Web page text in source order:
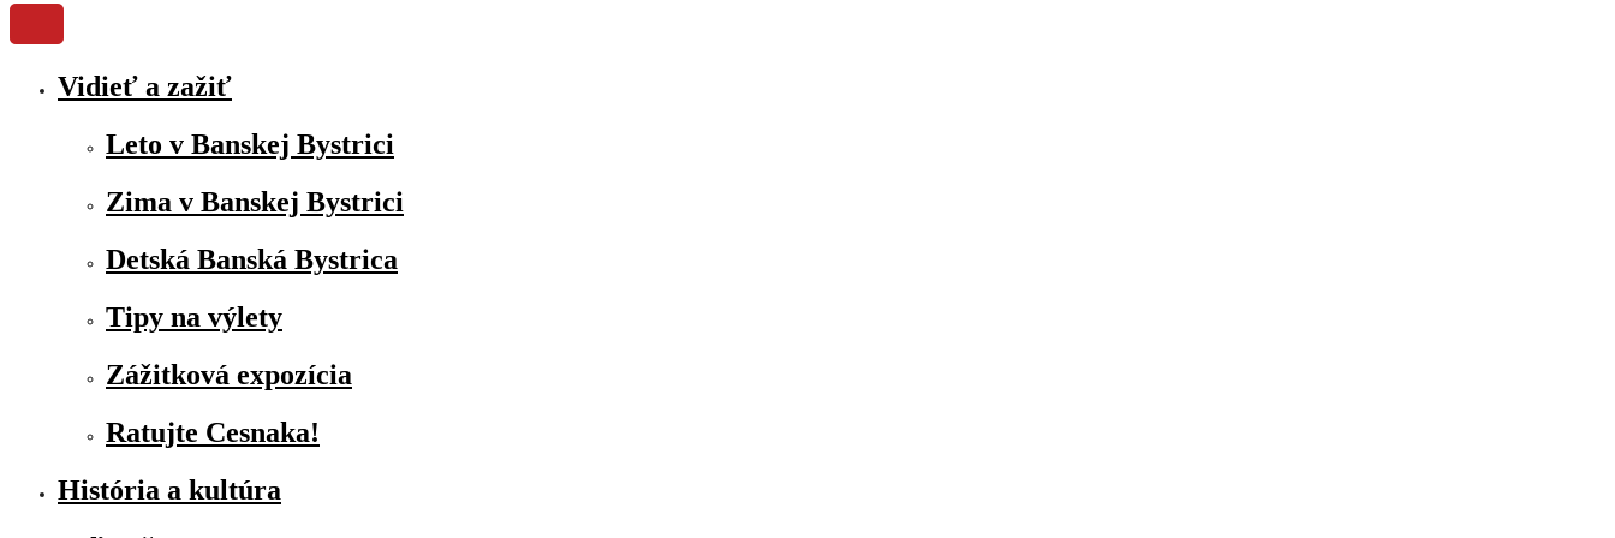
Vidieť a zažiť
Leto v Banskej Bystrici
Zima v Banskej Bystrici
Detská Banská Bystrica
Tipy na výlety
Zážitková expozícia
Ratujte Cesnaka!
História a kultúra